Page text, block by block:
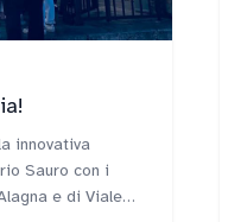
innovativa
Sauro con i
e di Viale